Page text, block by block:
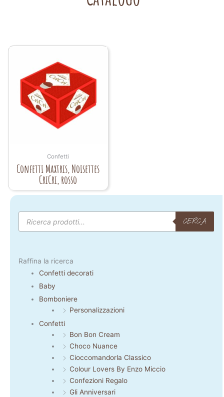
Confetti
Confetti Maxtris, Noisettes
CriCri, rosso
Products
search
CERCA
Raffina la ricerca
Confetti decorati
Baby
Bomboniere
Personalizzazioni
Confetti
Bon Bon Cream
Choco Nuance
Cioccomandorla Classico
Colour Lovers By Enzo Miccio
Confezioni Regalo
Gli Anniversari